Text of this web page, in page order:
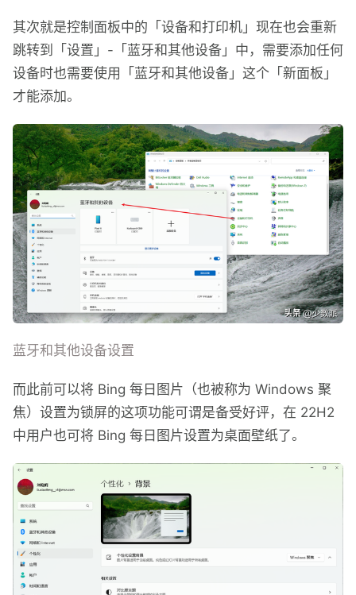
其次就是控制面板中的「设备和打印机」现在也会重新
跳转到「设置」-「蓝牙和其他设备」中，需要添加任何
设备时也需要使用「蓝牙和其他设备」这个「新面板」
才能添加。
蓝牙和其他设备设置
而此前可以将 Bing 每日图片（也被称为 Windows 聚
焦）设置为锁屏的这项功能可谓是备受好评，在 22H2
中用户也可将 Bing 每日图片设置为桌面壁纸了。